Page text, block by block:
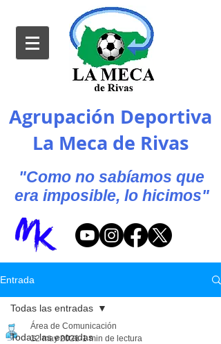
Agrupación Deportiva
La Meca de Rivas
"Como no sabíamos que
era imposible, lo hicimos"
Entrada
Todas las entradas
Todas las entradas
Área de Comunicación
12 may 2021 1 min de lectura